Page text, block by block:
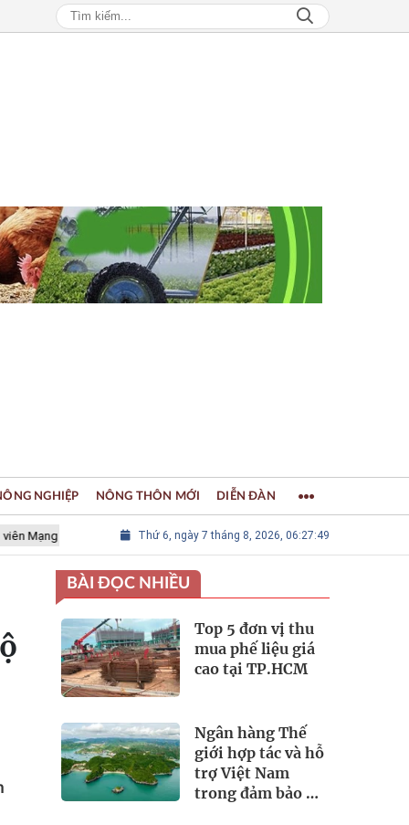
lưới các Thành phố Thủ công sáng tạo Thế giới
Thứ 6, ngày 7 tháng 8, 2026, 06:27:50
NGHIỆP NÔNG THÔN MỚI DIỄN ĐÀN
BÀI ĐỌC NHIỀU
Top 5 đơn vị thu
mua phế liệu giá
cao tại TP.HCM
Ngân hàng Thế
giới hợp tác và hỗ
trợ Việt Nam
trong đảm bảo an